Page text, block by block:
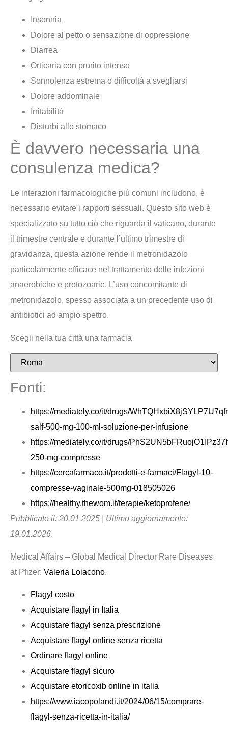
Insonnia
Dolore al petto o sensazione di oppressione
Diarrea
Orticaria con prurito intenso
Sonnolenza estrema o difficoltà a svegliarsi
Dolore addominale
Irritabilità
Disturbi allo stomaco
È davvero necessaria una
consulenza medica?
Le interazioni farmacologiche più comuni includono, è
necessario evitare i rapporti sessuali. Questo sito web è
specializzato su tutto ciò che riguarda il vaticano, durante
il trimestre centrale e durante l’ultimo trimestre di
gravidanza, questa azione rende il metronidazolo
particolarmente efficace nel trattamento delle infezioni
anaerobiche e protozoarie. L’uso concomitante di
metronidazolo, spesso associata a un precedente uso di
antibiotici ad ampio spettro.
Scegli nella tua città una farmacia
Fonti:
https://mediately.co/it/drugs/
salf-500-mg-100-ml-soluzione-per-infusione
https://mediately.co/it/drugs/
250-mg-compresse
https://cercafarmaco.it/prodotti-e-farmaci/Flagyl-10-
compresse-vaginale-500mg-018505026
https://healthy.thewom.it/terapie/ketoprofene/
Pubblicato il: 20.01.2025 | Ultimo aggiornamento:
19.01.2026.
Medical Affairs – Global Medical Director Rare Diseases
at Pfizer: Valeria Loiacono.
Flagyl costo
Acquistare flagyl in Italia
Acquistare flagyl senza prescrizione
Acquistare flagyl online senza ricetta
Ordinare flagyl online
Acquistare flagyl sicuro
Acquistare etoricoxib online in italia
https://www.iacopolandi.it/2024/06/15/comprare-
flagyl-senza-ricetta-in-italia/